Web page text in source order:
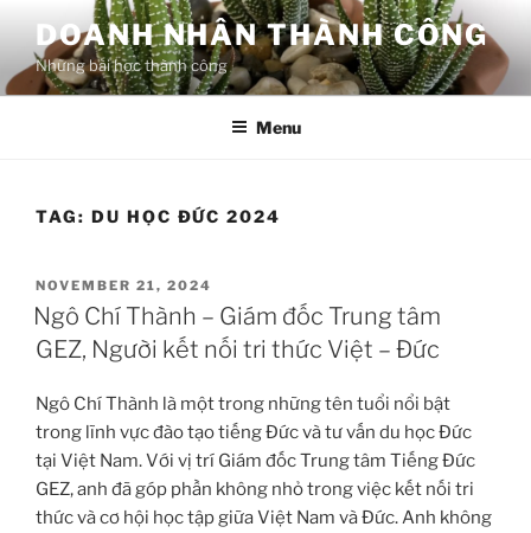
content
DOANH NHÂN THÀNH CÔNG
Những bài học thành công
Menu
TAG: DU HỌC ĐỨC 2024
POSTED
ON
NOVEMBER 21, 2024
Ngô Chí Thành – Giám đốc Trung tâm
GEZ, Người kết nối tri thức Việt – Đức
Ngô Chí Thành là một trong những tên tuổi nổi bật
trong lĩnh vực đào tạo tiếng Đức và tư vấn du học Đức
tại Việt Nam. Với vị trí Giám đốc Trung tâm Tiếng Đức
GEZ, anh đã góp phần không nhỏ trong việc kết nối tri
thức và cơ hội học tập giữa Việt Nam và Đức. Anh không